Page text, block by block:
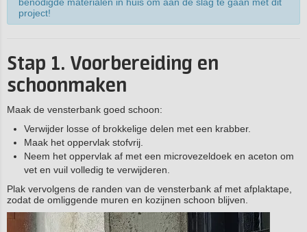
project!
Stap 1. Voorbereiding en
schoonmaken
Maak de vensterbank goed schoon:
Verwijder losse of brokkelige delen met een krabber.
Maak het oppervlak stofvrij.
Neem het oppervlak af met een microvezeldoek en aceton om
vet en vuil volledig te verwijderen.
Plak vervolgens de randen van de vensterbank af met afplaktape,
zodat de omliggende muren en kozijnen schoon blijven.